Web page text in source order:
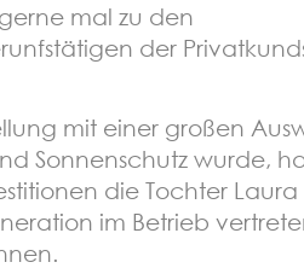
mal zu den
der
mit einer großen
Sonnenschutz wurde,
die Tochter Laura
im Betrieb